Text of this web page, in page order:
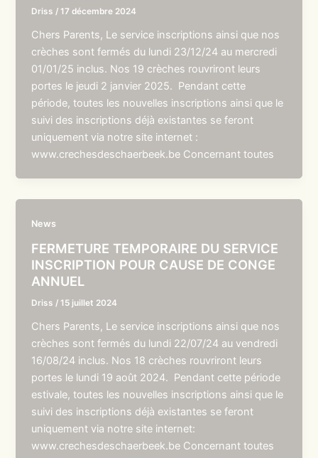
Driss /17 décembre 2024
Chers Parents, Le service inscriptions ainsi que nos
crèches sont fermés du lundi 23/12/24 au mercredi
01/01/25 inclus. Nos 19 crèches rouvriront leurs
portes le jeudi 2 janvier 2025. Pendant cette
période, toutes les nouvelles inscriptions ainsi que le
suivi des inscriptions déjà existantes se feront
uniquement via notre site internet :
www.crechesdeschaerbeek.be Concernant toutes
News
FERMETURE TEMPORAIRE DU SERVICE
INSCRIPTION POUR CAUSE DE CONGE
ANNUEL
Driss /15 juillet 2024
Chers Parents, Le service inscriptions ainsi que nos
crèches sont fermés du lundi 22/07/24 au vendredi
16/08/24 inclus. Nos 18 crèches rouvriront leurs
portes le lundi 19 août 2024. Pendant cette période
estivale, toutes les nouvelles inscriptions ainsi que le
suivi des inscriptions déjà existantes se feront
uniquement via notre site internet:
www.crechesdeschaerbeek.be Concernant toutes